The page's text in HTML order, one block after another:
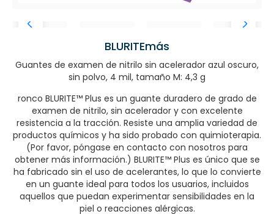
BLURITEmás
Guantes de examen de nitrilo sin acelerador azul oscuro,
sin polvo, 4 mil, tamaño M: 4,3 g
ronco BLURITE™ Plus es un guante duradero de grado de
examen de nitrilo, sin acelerador y con excelente
resistencia a la tracción. Resiste una amplia variedad de
productos químicos y ha sido probado con quimioterapia.
(Por favor, póngase en contacto con nosotros para
obtener más información.) BLURITE™ Plus es único que se
ha fabricado sin el uso de acelerantes, lo que lo convierte
en un guante ideal para todos los usuarios, incluidos
aquellos que puedan experimentar sensibilidades en la
piel o reacciones alérgicas.